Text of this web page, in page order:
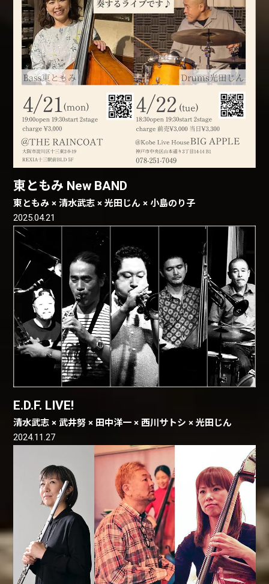
東ともみ New BAND
東ともみ × 清水武志 × 光田じん × 小島のり子
2025.04.21
E.D.F. LIVE!
清水武志 × 武井努 × 田中洋一 × 西川サトシ × 光田じん
2024.11.27